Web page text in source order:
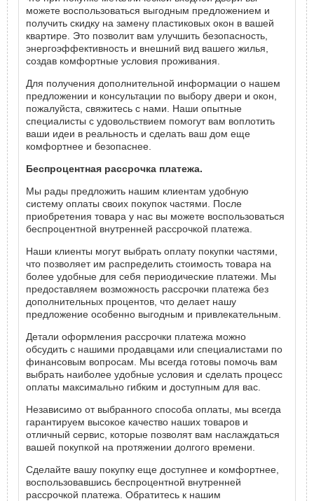
можете воспользоваться выгодным предложением и
получить скидку на замену пластиковых окон в вашей
квартире. Это позволит вам улучшить безопасность,
энергоэффективность и внешний вид вашего жилья,
создав комфортные условия проживания.
Для получения дополнительной информации о нашем
предложении и консультации по выбору двери и окон,
пожалуйста, свяжитесь с нами. Наши опытные
специалисты с удовольствием помогут вам воплотить
ваши идеи в реальность и сделать ваш дом еще
комфортнее и безопаснее.
Беспроцентная рассрочка платежа.
Мы рады предложить нашим клиентам удобную
систему оплаты своих покупок частями. После
приобретения товара у нас вы можете воспользоваться
беспроцентной внутренней рассрочкой платежа.
Наши клиенты могут выбрать оплату покупки частями,
что позволяет им распределить стоимость товара на
более удобные для себя периодические платежи. Мы
предоставляем возможность рассрочки платежа без
дополнительных процентов, что делает нашу
предложение особенно выгодным и привлекательным.
Детали оформления рассрочки платежа можно
обсудить с нашими продавцами или специалистами по
финансовым вопросам. Мы всегда готовы помочь вам
выбрать наиболее удобные условия и сделать процесс
оплаты максимально гибким и доступным для вас.
Независимо от выбранного способа оплаты, мы всегда
гарантируем высокое качество наших товаров и
отличный сервис, которые позволят вам наслаждаться
вашей покупкой на протяжении долгого времени.
Сделайте вашу покупку еще доступнее и комфортнее,
воспользовавшись беспроцентной внутренней
рассрочкой платежа. Обратитесь к нашим